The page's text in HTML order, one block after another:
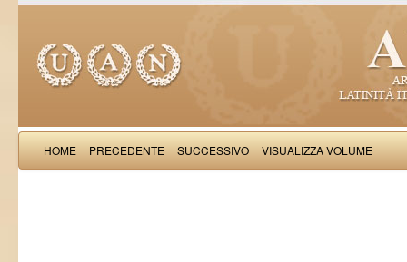
HOME PRECEDENTE SUCCESSIVO VISUALIZZA VOLUME